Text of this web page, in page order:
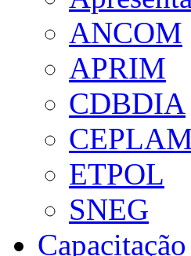
ANCOM
APRIM
CDBDIA
ETPOL
SNEG
Capacitação